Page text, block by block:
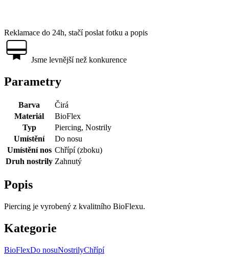
Reklamace do 24h, stačí poslat fotku a popis
Jsme levnější než konkurence
Parametry
Barva
Čirá
Materiál
BioFlex
Typ
Piercing, Nostrily
Umístění
Do nosu
Umístění nos Chřípí (zboku)
Druh nostrily Zahnutý
Popis
Piercing je vyrobený z kvalitního BioFlexu.
Kategorie
BioFlexDo nosuNostrilyChřípí